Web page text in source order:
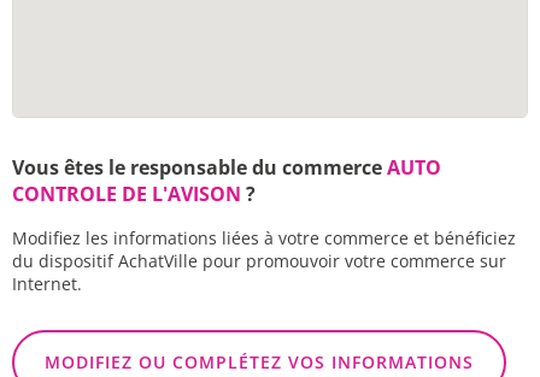
Vous êtes le responsable du commerceAUTO
CONTROLE DE L'AVISON ?
Modifiez les informations liées à votre commerce et bénéficiez
du dispositif AchatVille pour promouvoir votre commerce sur
Internet.
MODIFIEZ OU COMPLÉTEZ VOS INFORMATIONS